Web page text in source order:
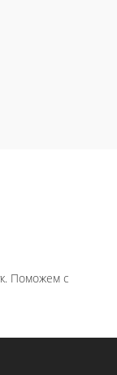
Поможем с